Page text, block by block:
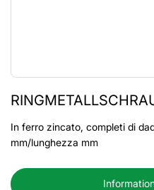
In ferro zincato, completi di
mm/lunghezza mm